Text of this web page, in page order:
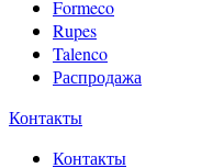
Formeco
Rupes
Talenco
Распродажа
Контакты
Контакты